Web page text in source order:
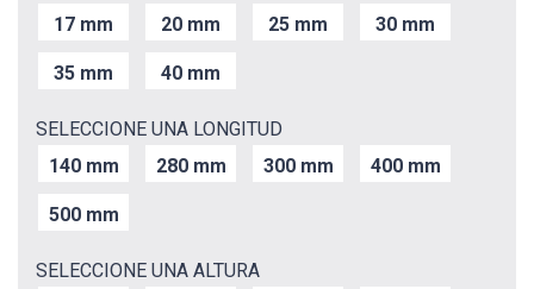
17 mm
20 mm 25 mm 30 mm
35 mm 40 mm
SELECCIONE UNA LONGITUD
140 mm
280 mm 300 mm 400 mm
500 mm
SELECCIONE UNA ALTURA